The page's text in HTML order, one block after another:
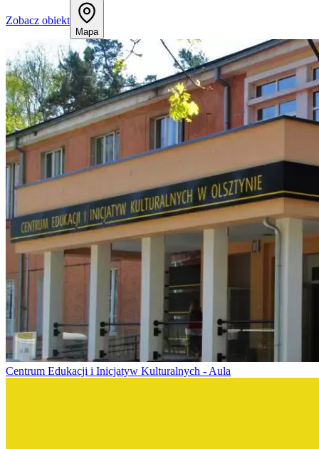
Zobacz obiekt
Mapa
Centrum Edukacji i Inicjatyw Kulturalnych - Aula